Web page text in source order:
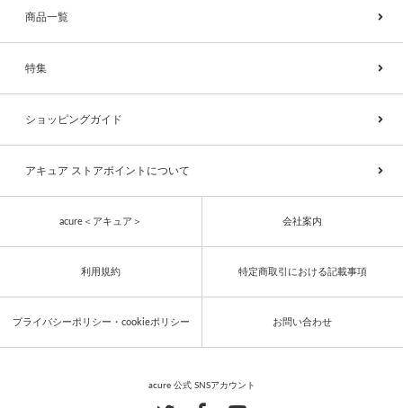
商品一覧
特集
ショッピングガイド
アキュア ストアポイントについて
acure＜アキュア＞ 会社案内
利用規約 特定商取引における記載事項
プライバシーポリシー・cookieポリシー お問い合わせ
acure 公式 SNSアカウント